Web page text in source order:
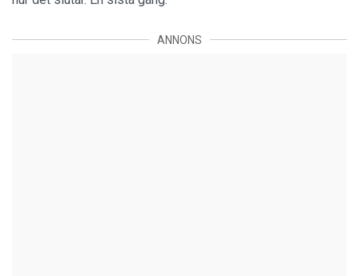
ANNONS